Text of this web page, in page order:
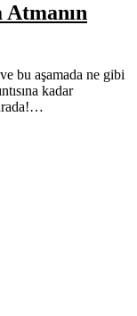
bu aşamada ne gibi
kadar